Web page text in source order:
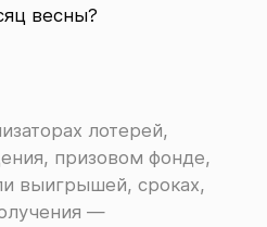
весны?
лотерей,
призовом фонде,
выигрышей, сроках,
―